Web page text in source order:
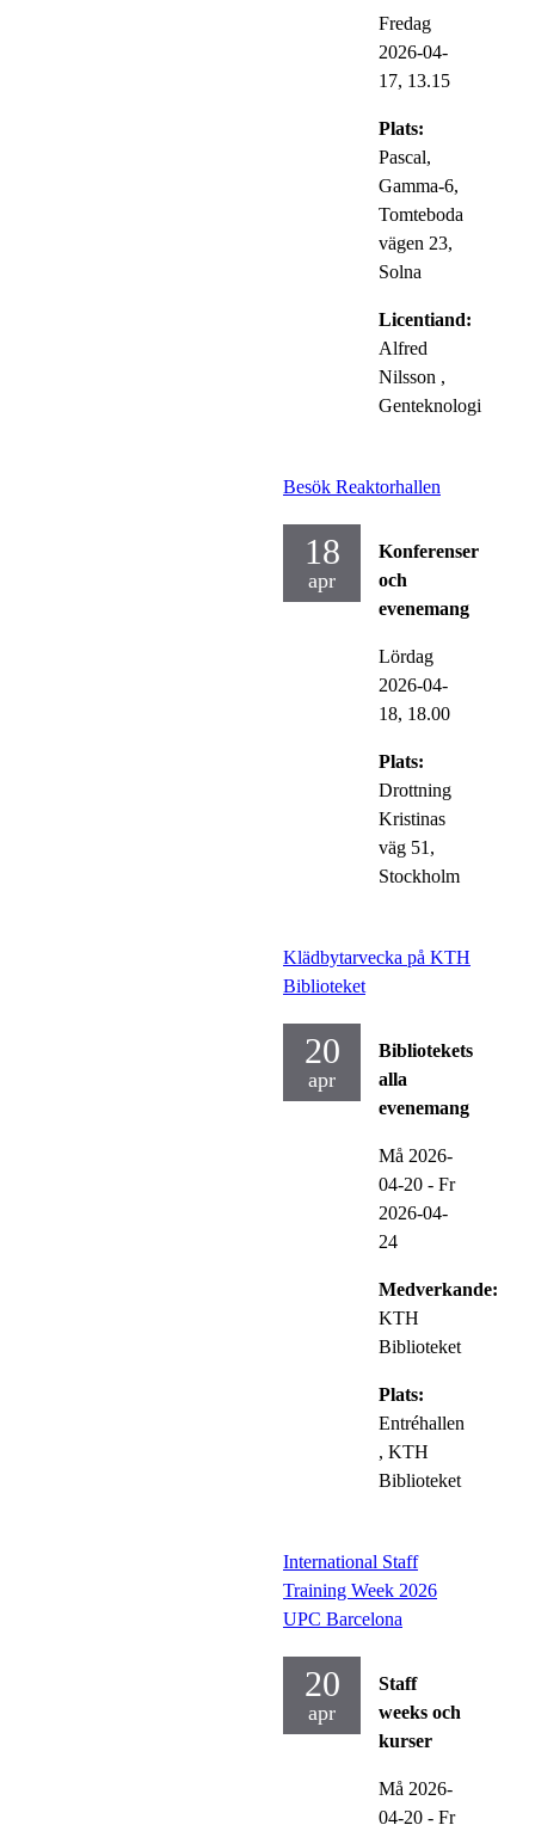
Fredag
2026-04-
17, 13.15
Plats:
Pascal,
Gamma-6,
Tomteboda
vägen 23,
Solna
Licentiand:
Alfred
Nilsson ,
Genteknologi
Besök Reaktorhallen
18
apr
Konferenser
och
evenemang
Lördag
2026-04-
18, 18.00
Plats:
Drottning
Kristinas
väg 51,
Stockholm
Klädbytarvecka på KTH
Biblioteket
20
apr
Bibliotekets
alla
evenemang
Må 2026-
04-20 - Fr
2026-04-
24
Medverkande:
KTH
Biblioteket
Plats:
Entréhallen
, KTH
Biblioteket
International Staff
Training Week 2026
UPC Barcelona
20
apr
Staff
weeks och
kurser
Må 2026-
04-20 - Fr